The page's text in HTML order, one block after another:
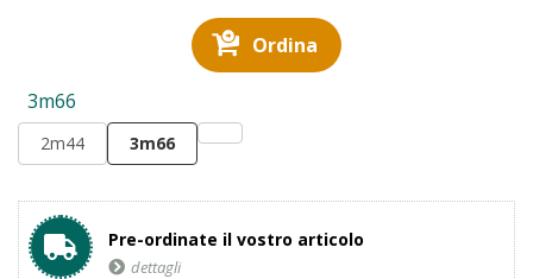
Ordina
3m66
2m44 3m66
Pre-ordinate il vostro articolo
dettagli